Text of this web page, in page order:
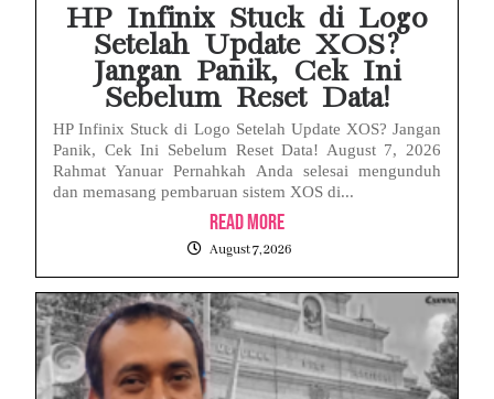
HP Infinix Stuck di Logo
Setelah Update XOS?
Jangan Panik, Cek Ini
Sebelum Reset Data!
HP Infinix Stuck di Logo Setelah Update XOS? Jangan
Panik, Cek Ini Sebelum Reset Data! August 7, 2026
Rahmat Yanuar Pernahkah Anda selesai mengunduh
dan memasang pembaruan sistem XOS di...
Read More
August 7, 2026